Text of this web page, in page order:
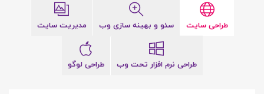
طراحی سایت سئو و بهینه سازی وب مدیریت سایت
طراحی نرم افزار تحت وب طراحی لوگو